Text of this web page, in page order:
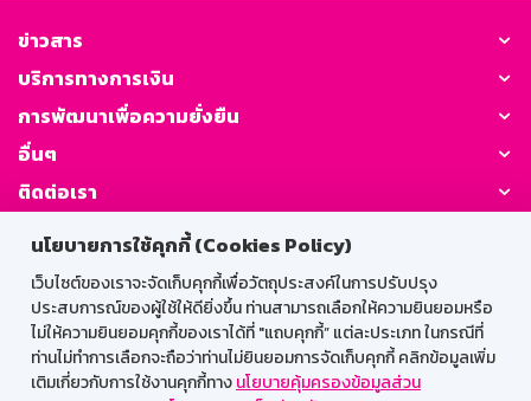
นโยบายการใช้คุกกี้ (Cookies Policy)
เว็บไซต์ของเราจะจัดเก็บคุกกี้เพื่อวัตถุประสงค์ในการปรับปรุง
ประสบการณ์ของผู้ใช้ให้ดียิ่งขึ้น ท่านสามารถเลือกให้ความยินยอมหรือ
ไม่ให้ความยินยอมคุกกี้ของเราได้ที่ "แถบคุกกี้” แต่ละประเภท ในกรณีที่
ท่านไม่ทำการเลือกจะถือว่าท่านไม่ยินยอมการจัดเก็บคุกกี้ คลิกข้อมูลเพิ่ม
เติมเกี่ยวกับการใช้งานคุกกี้ทางนโยบายคุ้มครองข้อมูลส่วน
ข่าวสาร
บริการทางการเงิน
การพัฒนาเพื่อความยั่งยืน
อื่นๆ
ติดต่อเรา
GSB Society:
สำหรับพนักงาน